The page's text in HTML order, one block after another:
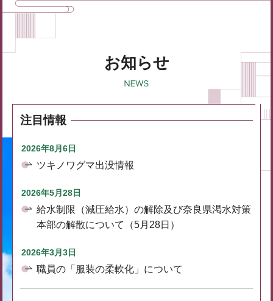
お知らせ
注目情報
2026年8月6日
ツキノワグマ出没情報
2026年5月28日
給水制限（減圧給水）の解除及び奈良県渇水対策
本部の解散について（5月28日）
2026年3月3日
職員の「服装の柔軟化」について